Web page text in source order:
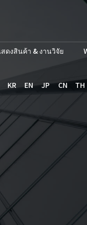
ดงสินค้า & งานวิจัย
KR EN JP CN TH